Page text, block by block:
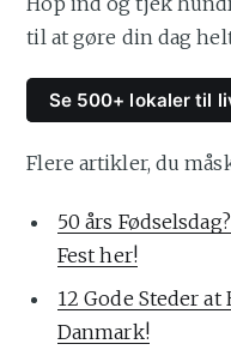
til at gøre din dag
Se 500+ lokaler til
Flere artikler, du
50 års
Fest her!
12 Gode Steder
Danmark!